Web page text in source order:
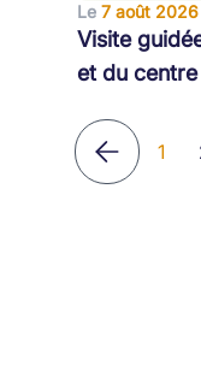
Le 7 août 2026
Visite
et du
1